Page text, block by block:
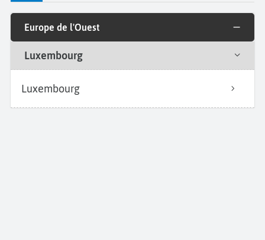
Europe de l'Ouest
Luxembourg
Luxembourg